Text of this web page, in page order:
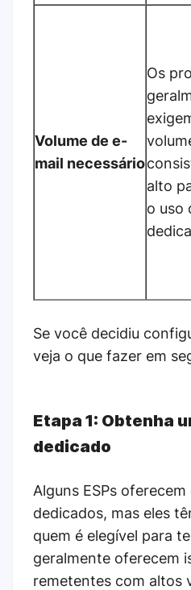
Volume de e-
mail necessário
Os
alto
o uso
Se você decidiu
veja o que fazer em
Etapa 1: Obtenha
dedicado
Alguns ESPs
dedicados, mas eles
quem é elegível para
geralmente oferecem
remetentes com altos